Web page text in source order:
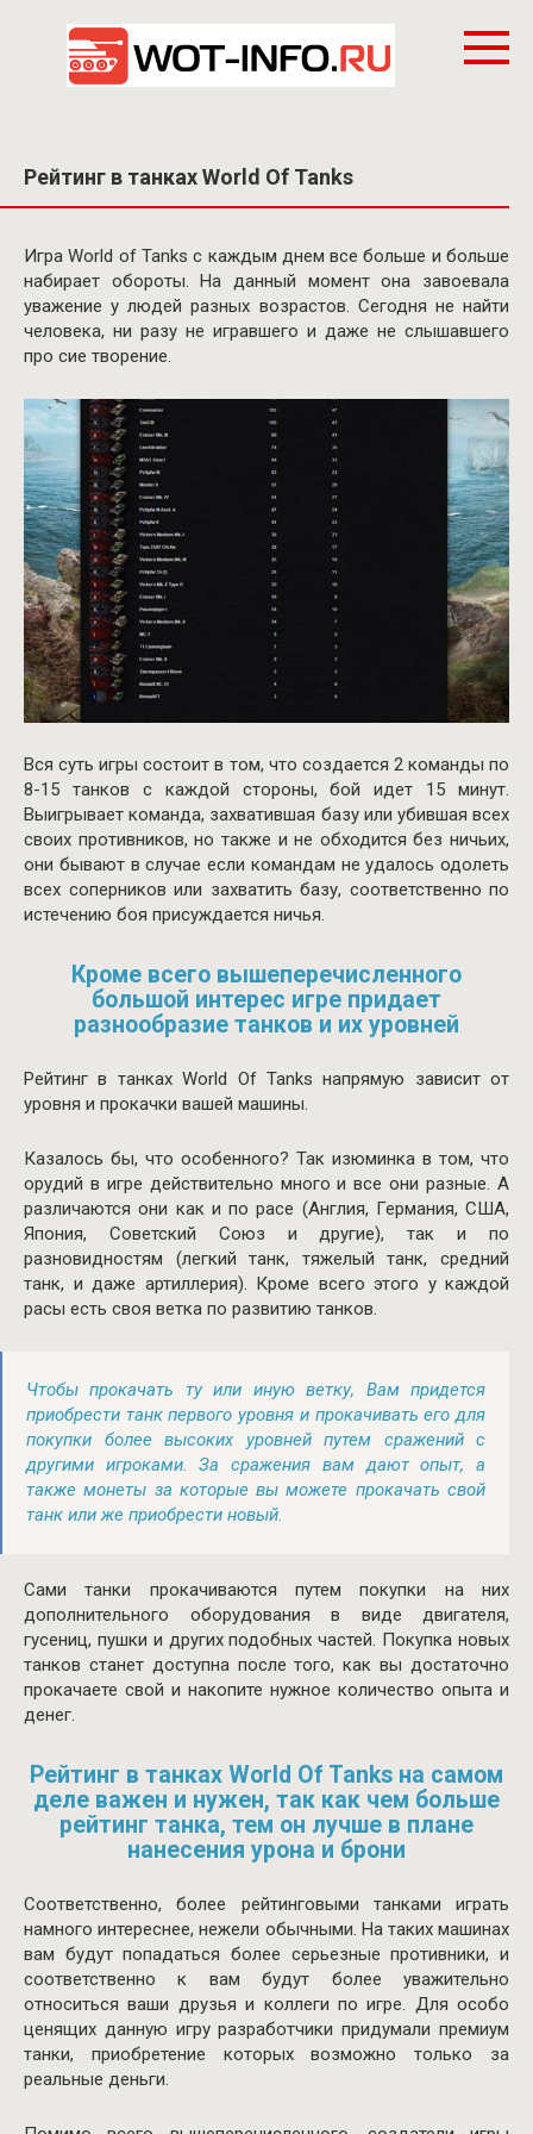
контенту
Рейтинг в танках World Of Tanks
Игра World of Tanks с каждым днем все больше и больше
набирает обороты. На данный момент она завоевала
уважение у людей разных возрастов. Сегодня не найти
человека, ни разу не игравшего и даже не слышавшего
про сие творение.
Вся суть игры состоит в том, что создается 2 команды по
8-15 танков с каждой стороны, бой идет 15 минут.
Выигрывает команда, захватившая базу или убившая всех
своих противников, но также и не обходится без ничьих,
они бывают в случае если командам не удалось одолеть
всех соперников или захватить базу, соответственно по
истечению боя присуждается ничья.
Кроме всего вышеперечисленного
большой интерес игре придает
разнообразие танков и их уровней
Рейтинг в танках World Of Tanks напрямую зависит от
уровня и прокачки вашей машины.
Казалось бы, что особенного? Так изюминка в том, что
орудий в игре действительно много и все они разные. А
различаются они как и по расе (Англия, Германия, США,
Япония, Советский Союз и другие), так и по
разновидностям (легкий танк, тяжелый танк, средний
танк, и даже артиллерия). Кроме всего этого у каждой
расы есть своя ветка по развитию танков.
Чтобы прокачать ту или иную ветку, Вам придется
приобрести танк первого уровня и прокачивать его для
покупки более высоких уровней путем сражений с
другими игроками. За сражения вам дают опыт, а
также монеты за которые вы можете прокачать свой
танк или же приобрести новый.
Сами танки прокачиваются путем покупки на них
дополнительного оборудования в виде двигателя,
гусениц, пушки и других подобных частей. Покупка новых
танков станет доступна после того, как вы достаточно
прокачаете свой и накопите нужное количество опыта и
денег.
Рейтинг в танках World Of Tanks на самом
деле важен и нужен, так как чем больше
рейтинг танка, тем он лучше в плане
нанесения урона и брони
Соответственно, более рейтинговыми танками играть
намного интереснее, нежели обычными. На таких машинах
вам будут попадаться более серьезные противники, и
соответственно к вам будут более уважительно
относиться ваши друзья и коллеги по игре. Для особо
ценящих данную игру разработчики придумали премиум
танки, приобретение которых возможно только за
реальные деньги.